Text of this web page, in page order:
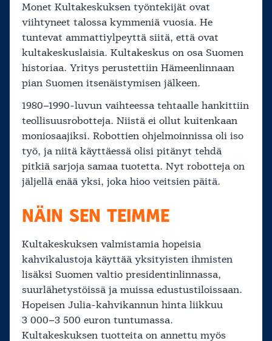
Monet Kultakeskuksen työntekijät ovat
viihtyneet talossa kymmeniä vuosia. He
tuntevat ammattiylpeyttä siitä, että ovat
kultakeskuslaisia. Kultakeskus on osa Suomen
historiaa. Yritys perustettiin Hämeenlinnaan
pian Suomen itsenäistymisen jälkeen.
1980–1990-luvun vaihteessa tehtaalle hankittiin
teollisuusrobotteja. Niistä ei ollut kuitenkaan
moniosaajiksi. Robottien ohjelmoinnissa oli iso
työ, ja niitä käyttäessä olisi pitänyt tehdä
pitkiä sarjoja samaa tuotetta. Nyt robotteja on
jäljellä enää yksi, joka hioo veitsien päitä.
NÄIN SEN TEIMME
Kultakeskuksen valmistamia hopeisia
kahvikalustoja käyttää yksityisten ihmisten
lisäksi Suomen valtio presidentinlinnassa,
suurlähetystöissä ja muissa edustustiloissaan.
Hopeisen Julia-kahvikannun hinta liikkuu
3 000–3 500 euron tuntumassa.
Kultakeskuksen tuotteita on annettu myös